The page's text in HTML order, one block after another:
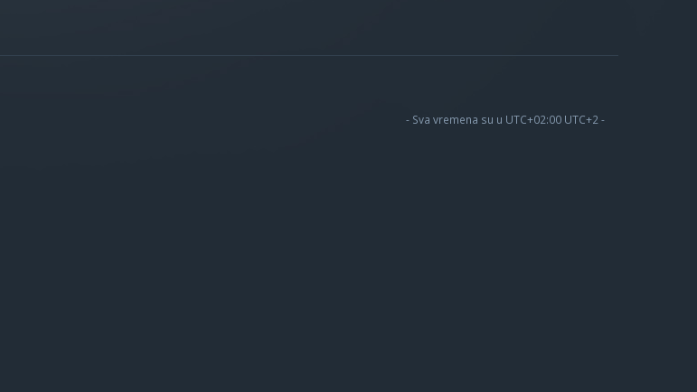
- Sva vremena su u UTC+02:00 UTC+2 -